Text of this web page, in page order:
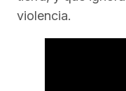
violencia.